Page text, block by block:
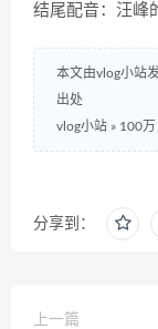
结尾配音：汪峰
本文由vlog小站
出处
vlog小站 » 100
分享到：
上一篇